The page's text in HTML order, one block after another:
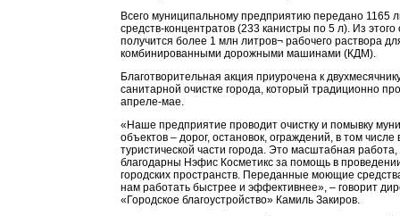
Всего муниципальному предприятию передано 1165
средств-концентратов (233 канистры по 5 л). Из
получится более 1 млн литров¬ рабочего раствора
комбинированными дорожными машинами (КДМ).
Благотворительная акция приурочена к
санитарной очистке города, который традиционно
апреле-мае.
«Наше предприятие проводит очистку и помывку
объектов – дорог, остановок, ограждений, в том числе
туристической части города. Это масштабная
благодарны Нэфис Косметикс за помощь в
городских пространств. Переданные моющие
нам работать быстрее и эффективнее», – говорит
«Городское благоустройство» Камиль Закиров.